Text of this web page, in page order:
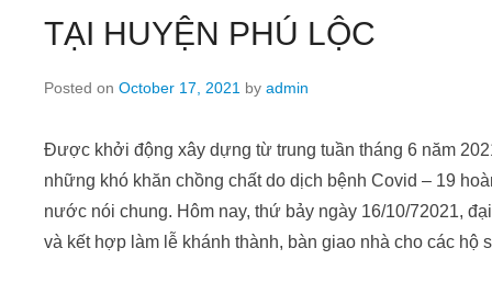
TẠI HUYỆN PHÚ LỘC
Posted on October 17, 2021 by admin
Được khởi động xây dựng từ trung tuần tháng 6 năm
những khó khăn chồng chất do dịch bệnh Covid – 19
nước nói chung. Hôm nay, thứ bảy ngày 16/10/72021,
và kết hợp làm lễ khánh thành, bàn giao nhà cho các hộ